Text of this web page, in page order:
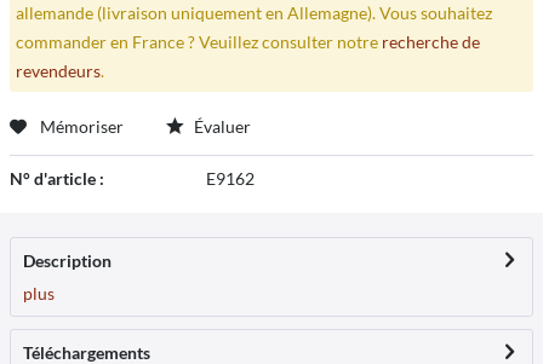
allemande (livraison uniquement en Allemagne). Vous souhaitez
commander en France ? Veuillez consulter notre recherche de
revendeurs.
Mémoriser Évaluer
N° d'article : E9162
Description
plus
Téléchargements